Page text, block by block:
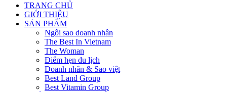
TRANG CHỦ
GIỚI THIỆU
SẢN PHẨM
Ngôi sao doanh nhân
The Best In Vietnam
The Woman
Điểm hẹn du lịch
Doanh nhân & Sao việt
Best Land Group
Best Vitamin Group